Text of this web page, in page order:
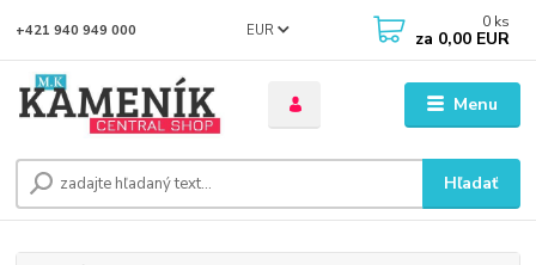
Menu
EUR
Hľadať
+421 940 949 000 0 ks
za 0,00 EUR